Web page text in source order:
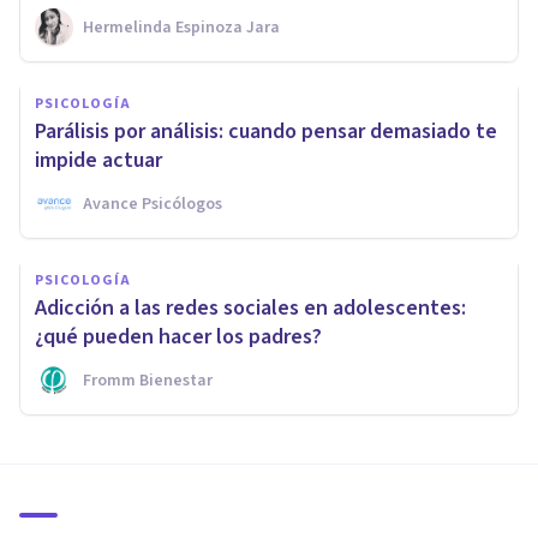
Hermelinda Espinoza Jara
PSICOLOGÍA
Parálisis por análisis: cuando pensar demasiado te
impide actuar
Avance Psicólogos
PSICOLOGÍA
Adicción a las redes sociales en adolescentes:
¿qué pueden hacer los padres?
Fromm Bienestar